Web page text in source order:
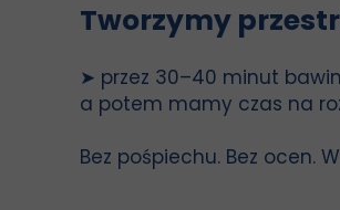
Tworzymy
➤ przez 30–40 minut
a potem mamy czas na
Bez pośpiechu. Bez ocen.